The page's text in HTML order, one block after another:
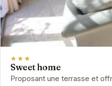
★★★
Sweet home
Proposant une terrasse et